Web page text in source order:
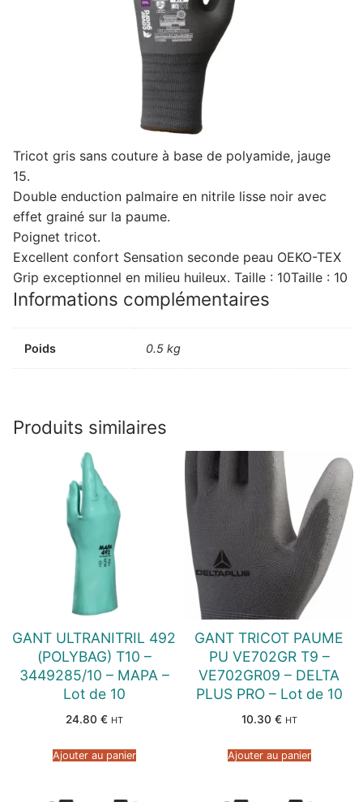
Tricot gris sans couture à base de polyamide, jauge
15.
Double enduction palmaire en nitrile lisse noir avec
effet grainé sur la paume.
Poignet tricot.
Excellent confort Sensation seconde peau OEKO-TEX
Grip exceptionnel en milieu huileux. Taille : 10Taille : 10
Informations complémentaires
Poids 0.5 kg
Produits similaires
GANT ULTRANITRIL 492
(POLYBAG) T10 –
3449285/10 – MAPA –
Lot de 10
24.80 € HT
Ajouter au panier
GANT TRICOT PAUME
PU VE702GR T9 –
VE702GR09 – DELTA
PLUS PRO – Lot de 10
10.30 € HT
Ajouter au panier